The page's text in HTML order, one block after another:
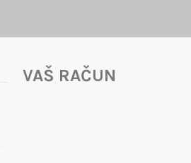
VAŠ RAČUN